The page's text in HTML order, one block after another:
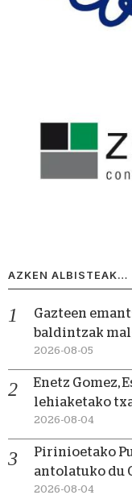
AZKEN ALBISTEAK…
Gazteen
baldintzak
2026-08-05
Enetz Gomez,
lehiaketako
2026-08-04
Pirinioetako
antolatuko du
2026-08-04